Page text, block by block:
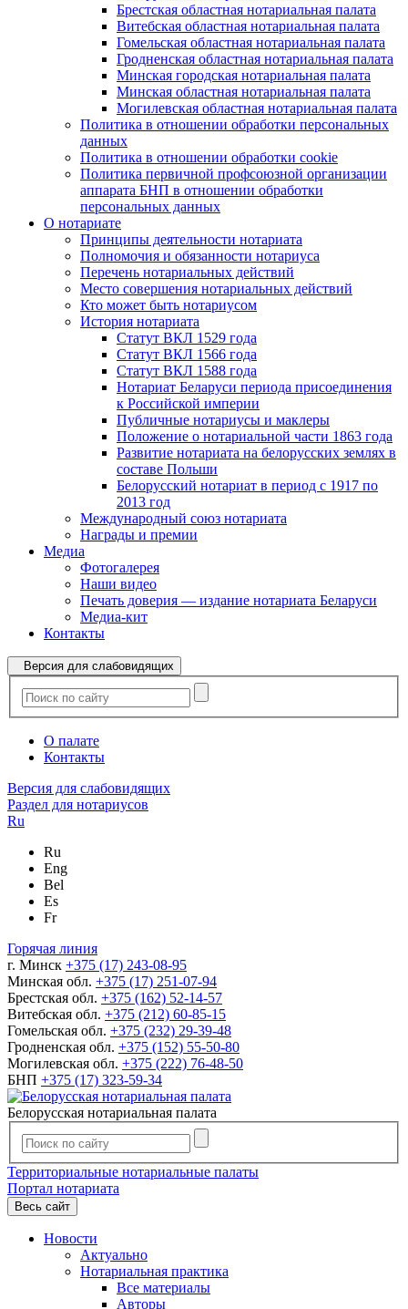
Брестская областная нотариальная палата
Витебская областная нотариальная палата
Гомельская областная нотариальная палата
Гродненская областная нотариальная палата
Минская городская нотариальная палата
Минская областная нотариальная палата
Могилевская областная нотариальная палата
Политика в отношении обработки персональных
данных
Политика в отношении обработки cookie
Политика первичной профсоюзной организации
аппарата БНП в отношении обработки
персональных данных
О нотариате
Принципы деятельности нотариата
Полномочия и обязанности нотариуса
Перечень нотариальных действий
Место совершения нотариальных действий
Кто может быть нотариусом
История нотариата
Статут ВКЛ 1529 года
Статут ВКЛ 1566 года
Статут ВКЛ 1588 года
Нотариат Беларуси периода присоединения
к Российской империи
Публичные нотариусы и маклеры
Положение о нотариальной части 1863 года
Развитие нотариата на белорусских землях в
составе Польши
Белорусский нотариат в период с 1917 по
2013 год
Международный союз нотариата
Награды и премии
Медиа
Фотогалерея
Наши видео
Печать доверия — издание нотариата Беларуси
Медиа-кит
Контакты
Версия для слабовидящих
О палате
Контакты
Версия для слабовидящих
Раздел для нотариусов
Ru
Ru
Eng
Bel
Es
Fr
Горячая линия
г. Минск +375 (17) 243-08-95
Минская обл. +375 (17) 251-07-94
Брестская обл. +375 (162) 52-14-57
Витебская обл. +375 (212) 60-85-15
Гомельская обл. +375 (232) 29-39-48
Гродненская обл. +375 (152) 55-50-80
Могилевская обл. +375 (222) 76-48-50
БНП +375 (17) 323-59-34
Белорусская нотариальная палата
Территориальные нотариальные палаты
Портал нотариата
Весь сайт
Новости
Актуально
Нотариальная практика
Все материалы
Авторы